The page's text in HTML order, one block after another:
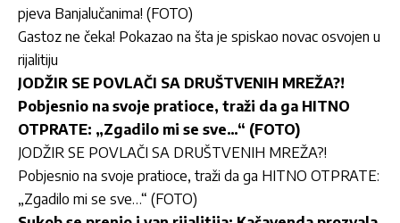
pjeva Banjalučanima! (FOTO)
Gastoz ne čeka! Pokazao na šta je spiskao novac osvojen u
rijalitiju
JODŽIR SE POVLAČI SA DRUŠTVENIH MREŽA?!
Pobjesnio na svoje pratioce, traži da ga HITNO
OTPRATE: „Zgadilo mi se sve…“ (FOTO)
JODŽIR SE POVLAČI SA DRUŠTVENIH MREŽA?!
Pobjesnio na svoje pratioce, traži da ga HITNO OTPRATE:
„Zgadilo mi se sve…“ (FOTO)